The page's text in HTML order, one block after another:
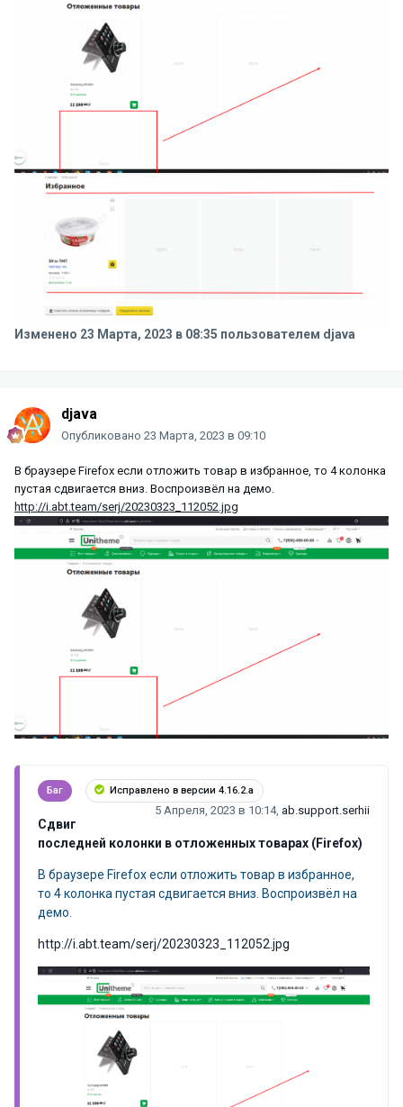
Изменено 23 Марта, 2023 в 08:35 пользователем djava
djava
Опубликовано 23 Марта, 2023 в 09:10
В браузере Firefox если отложить товар в избранное, то 4 колонка
пустая сдвигается вниз. Воспроизвёл на демо.
http://i.abt.team/serj/20230323_112052.jpg
Баг Исправлено в версии 4.16.2.a
5 Апреля, 2023 в 10:14, ab.support.serhii
Сдвиг
последней колонки в отложенных товарах (Firefox)
В браузере Firefox если отложить товар в избранное,
то 4 колонка пустая сдвигается вниз. Воспроизвёл на
демо.
http://i.abt.team/serj/20230323_112052.jpg